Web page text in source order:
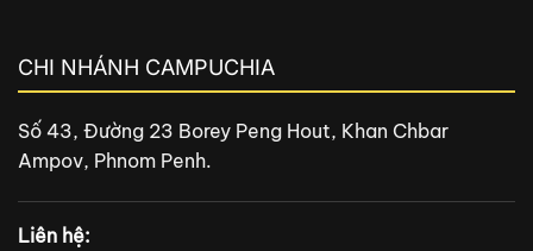
CHI NHÁNH CAMPUCHIA
Số 43, Đường 23 Borey Peng Hout, Khan Chbar
Ampov, Phnom Penh.
Liên hệ: